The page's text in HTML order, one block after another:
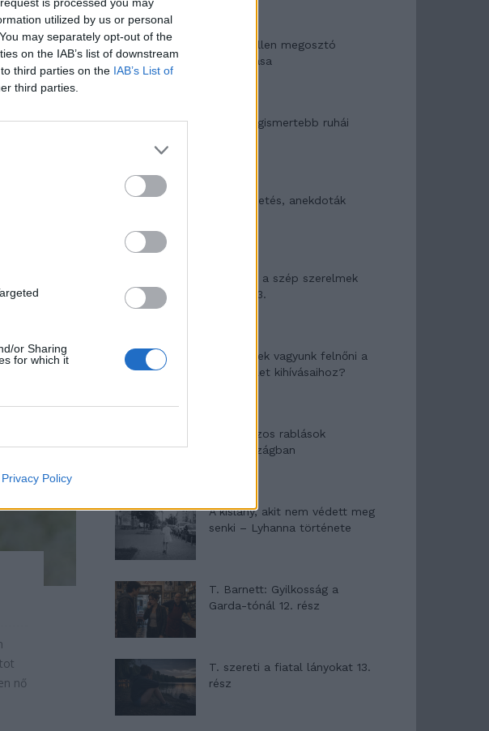
utilized by us or personal
may separately opt-out of the
on the IAB’s list of downstream
third parties on the IAB’s List of
third parties.
or Sharing
for which it
Privacy Policy
nő
Woody Allen megosztó
zsenialitása
A világ legismertebb ruhái
Nyár, nevetés, anekdoták
Panna és a szép szerelmek
mítosza 3.
Képtelenek vagyunk felnőni a
felnőtt élet kihívásaihoz?
Altatógázos rablások
Olaszországban
A kislány, akit nem védett meg
senki – Lyhanna története
T. Barnett: Gyilkosság a
Garda-tónál 12. rész
T. szereti a fiatal lányokat 13.
rész